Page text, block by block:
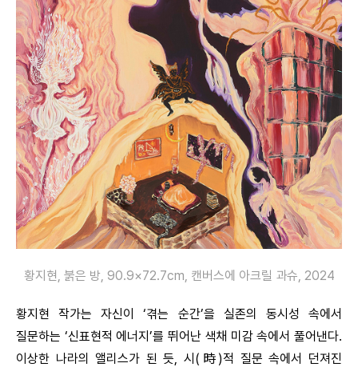
황지현, 붉은 방, 90.9×72.7cm, 캔버스에 아크릴 과슈, 2024
황지현 작가는 자신이 ‘겪는 순간’을 실존의 동시성 속에서
질문하는 ‘신표현적 에너지’를 뛰어난 색채 미감 속에서 풀어낸다.
이상한 나라의 앨리스가 된 듯, 시(時)적 질문 속에서 던져진